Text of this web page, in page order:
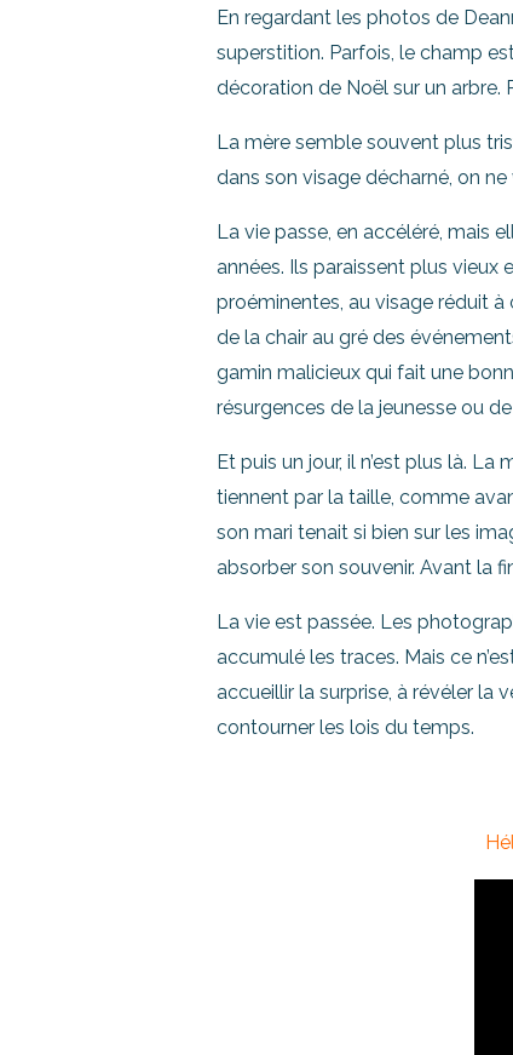
En regardant les photos de
superstition. Parfois, le champ
décoration de Noël sur un arbre.
La mère semble souvent plus
dans son visage décharné, on
La vie passe, en accéléré, mais
années. Ils paraissent plus vieux
proéminentes, au visage réduit
de la chair au gré des
gamin malicieux qui fait une
résurgences de la jeunesse ou de
Et puis un jour, il n’est plus là.
tiennent par la taille, comme
son mari tenait si bien sur les
absorber son souvenir. Avant la
La vie est passée. Les
accumulé les traces. Mais ce
accueillir la surprise, à révéler la
contourner les lois du temps.